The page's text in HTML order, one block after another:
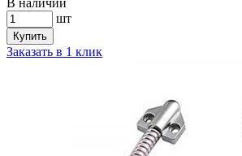
В наличии
шт
Купить
Заказать в 1 клик